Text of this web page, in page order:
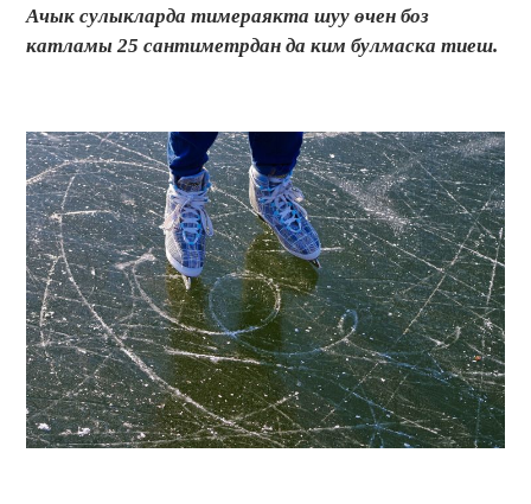
Ачык сулыкларда тимераякта шуу өчен боз
катламы 25 сантиметрдан да ким булмаска тиеш.